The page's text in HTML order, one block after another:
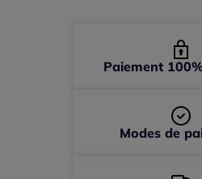
Paiement
Modes de